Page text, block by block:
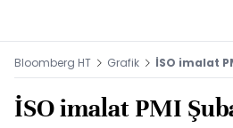
Bloomberg HT Grafik İSO imalat
İSO imalat PMI